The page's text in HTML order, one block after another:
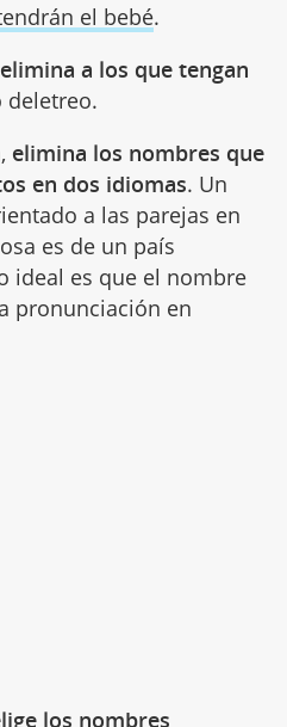
el bebé.
elimina a los que tengan
deletreo.
elimina los nombres que
en dos idiomas. Un
a las parejas en
es de un país
ideal es que el nombre
pronunciación en
los nombres